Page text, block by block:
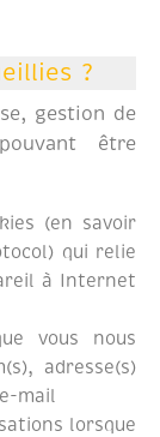
?
gestion de
être
(en savoir
qui relie
à Internet
vous nous
adresse(s)
mail
lorsque